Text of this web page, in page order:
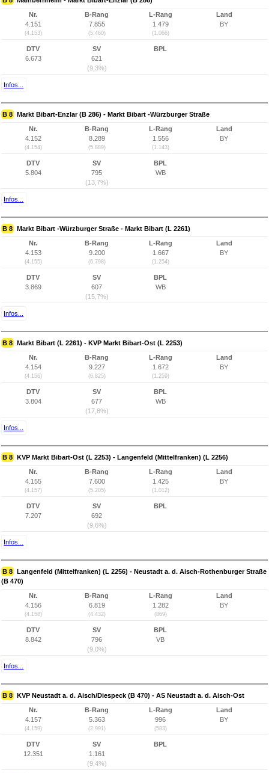
Nr.
4.151
(4.153)
B-Rang
7.855
(5.460)
L-Rang
1.479
(1.066)
Land
BY
DTV
6.673
SV
621
(9,3%)
BPL
Infos...
B 8 Markt Bibart-Enzlar (B 286) - Markt Bibart -Würzburger Straße
Nr.
4.152
(4.154)
B-Rang
8.289
(5.889)
L-Rang
1.556
(1.143)
Land
BY
DTV
5.804
SV
795
(13,7%)
BPL
WB
Infos...
B 8 Markt Bibart -Würzburger Straße - Markt Bibart (L 2261)
Nr.
4.153
(4.155)
B-Rang
9.200
(6.798)
L-Rang
1.667
(1.254)
Land
BY
DTV
3.869
SV
607
(15,7%)
BPL
WB
Infos...
B 8 Markt Bibart (L 2261) - KVP Markt Bibart-Ost (L 2253)
Nr.
4.154
(4.156)
B-Rang
9.227
(6.825)
L-Rang
1.672
(1.259)
Land
BY
DTV
3.804
SV
677
(17,8%)
BPL
WB
Infos...
B 8 KVP Markt Bibart-Ost (L 2253) - Langenfeld (Mittelfranken) (L 2256)
Nr.
4.155
(4.157)
B-Rang
7.600
(5.205)
L-Rang
1.425
(1.012)
Land
BY
DTV
7.207
SV
692
(9,6%)
BPL
Infos...
B 8 Langenfeld (Mittelfranken) (L 2256) - Neustadt a. d. Aisch-Rothenburger Straße
(B 470)
Nr.
4.156
(4.158)
B-Rang
6.819
(4.432)
L-Rang
1.282
(869)
Land
BY
DTV
8.842
SV
796
(9,0%)
BPL
VB
Infos...
B 8 KVP Neustadt a. d. Aisch/Diespeck (B 470) - AS Neustadt a. d. Aisch-Ost
Nr.
4.157
(4.159)
B-Rang
5.363
(2.991)
L-Rang
996
(583)
Land
BY
DTV
12.351
SV
1.161
(9,4%)
BPL